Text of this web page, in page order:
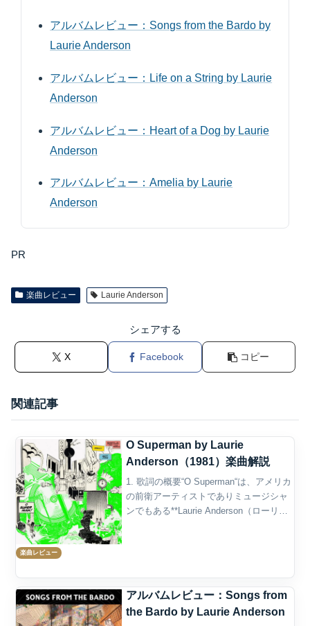
アルバムレビュー：Songs from the Bardo by
Laurie Anderson
アルバムレビュー：Life on a String by Laurie
Anderson
アルバムレビュー：Heart of a Dog by Laurie
Anderson
アルバムレビュー：Amelia by Laurie
Anderson
PR
楽曲レビュー Laurie Anderson
シェアする
X Facebook コピー
関連記事
楽曲レビュー
O Superman by Laurie
Anderson（1981）楽曲解説
1. 歌詞の概要“O Superman“は、アメリカ
の前衛アーティストでありミュージシャ
ンでもある**Laurie Anderson（ローリ
アルバムレビュー：Songs from
the Bardo by Laurie Anderson